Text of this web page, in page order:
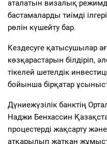
аталатын визалық режимді
бастамаларды тиімді
рөлін күшейту бар.
Кездесуге қатысушылар
көзқарастарын білдіріп,
тікелей шетелдік
бойынша бірқатар
Дүниежүзілік банктің
Наджи Бенхассин
процестерді жақсарту
атқарылып жатқан